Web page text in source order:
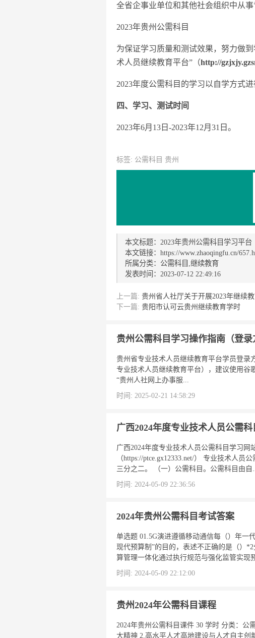
全省企事业单位和其他社会组织中从
2023年贵州公需科目
为保证学习质量和测试效果，努力做
术人员继续教育平台”（http://
2023年度公需科目的学习以自学方式
四、学习、测试时间
2023年6月13日-2023年12月31日。
标签: 公需科目 贵州
本文标题：2023年贵州公需科目学习平
本文链接：https://www.zhaoqingfu.cn/
所属分类： 公需科目 继续教育
发表时间：2023-07-12 22:49:16
上一篇:贵州省人社厅关于开展2023年继续
下一篇:贵阳市认可云贵州继续教育学时
贵州公需科目学习操作指南（登录
贵州省专业技术人员继续教育平台学员登录
专业技术人员继续教育平台），建议使用谷
“贵州人社网上办事服...
时间: 2025-02-21 14:58:29
广西2024年度专业技术人员公需
广西2024年度专业技术人员公需科目学习
（https://ptce.gx12333.net/） 专业技术人
三分之二。 （一）公需科目。公需科目由自
时间: 2024-05-09 22:36:56
2024年贵州公需科目考试答案
单选题 01.5G演进遵循移动通信每（）年一
现代预算制”的目的，表述不正确的是（）
算管理一体化通过执行规范与强化监管实现
时间: 2024-05-09 22:12:00
贵州2024年公需科目课程
2024年贵州公需科目课件 30 学时 分类：
大精神 2.高水平人才高地建设与人才自主